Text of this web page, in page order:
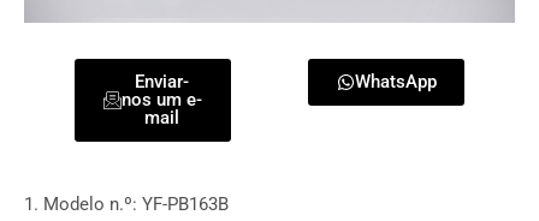
Enviar-
nos um e-
mail
WhatsApp
1. Modelo n.º: YF-PB163B